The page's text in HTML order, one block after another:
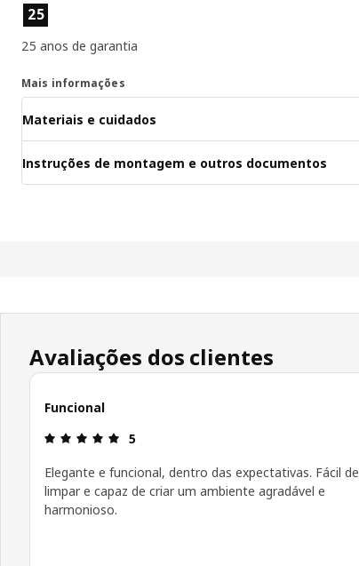
Características dos produtos
25
25 anos de garantia
Mais informações
Materiais e cuidados
Instruções de montagem e outros documentos
Avaliações dos clientes
Funcional
Avaliações: 5 de 5 estrelas.
5
Elegante e funcional, dentro das expectativas. Fácil de
limpar e capaz de criar um ambiente agradável e
harmonioso.